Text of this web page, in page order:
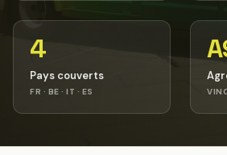
4
Pays couverts
FR · BE · IT · ES